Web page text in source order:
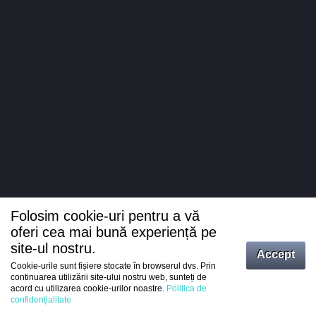
Intrați
Folosim cookie-uri pentru a vă
oferi cea mai bună experiență pe
site-ul nostru.
Cookie-urile sunt fișiere stocate în browserul dvs. Prin
continuarea utilizării site-ului nostru web, sunteți de
acord cu utilizarea cookie-urilor noastre. Politica de
confidențialitate
Accept